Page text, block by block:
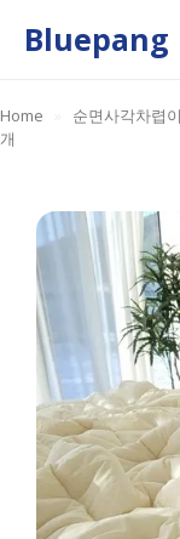
Bluepang
Home
순면사각차렵
개